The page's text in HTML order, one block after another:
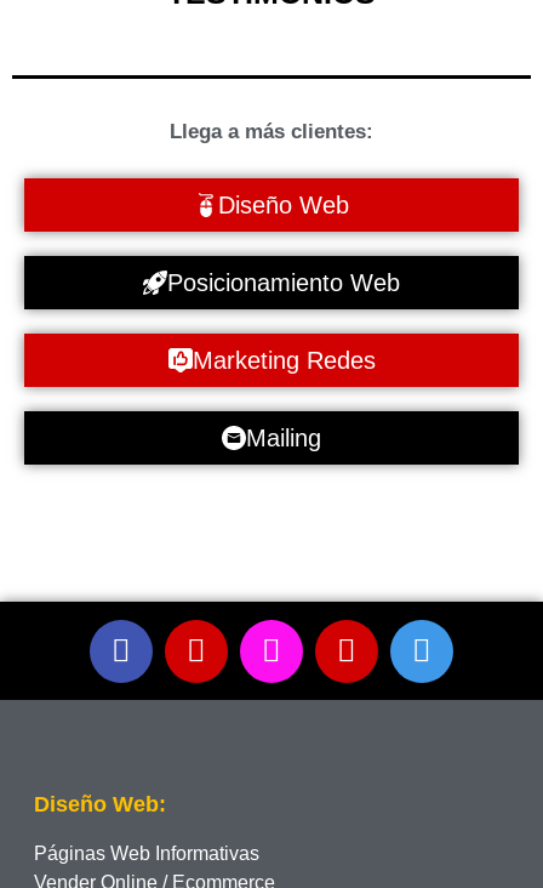
Llega a más clientes:
Diseño Web
Posicionamiento Web
Marketing Redes
Mailing
Diseño Web:
Páginas Web Informativas
Vender Online / Ecommerce